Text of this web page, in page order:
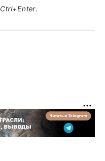
Ctrl+Enter.